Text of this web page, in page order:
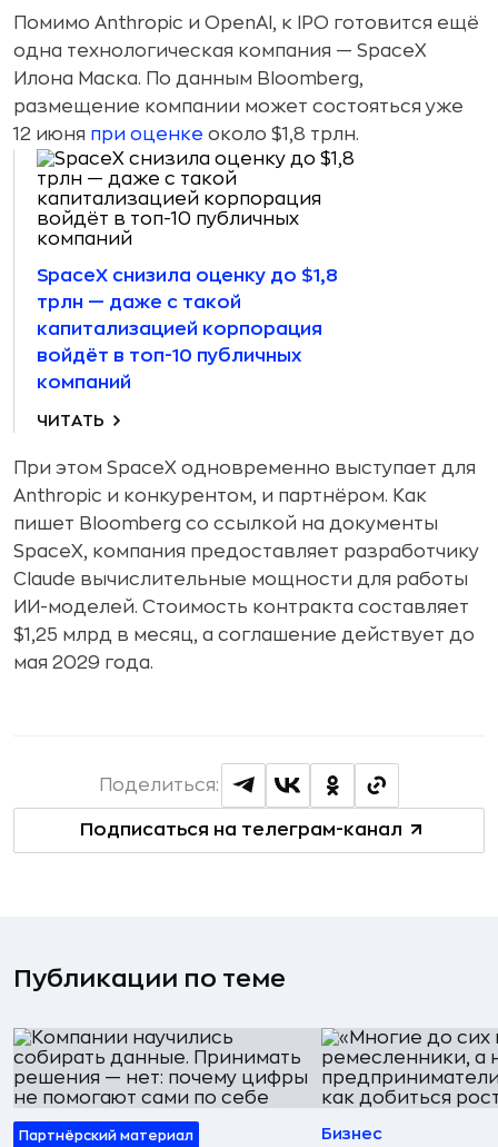
Помимо Anthropic и OpenAI, к IPO готовится ещё
одна технологическая компания — SpaceX
Илона Маска. По данным Bloomberg,
размещение компании может состояться уже
12 июня при оценке около $1,8 трлн.
SpaceX снизила оценку до $1,8
трлн — даже с такой
капитализацией корпорация
войдёт в топ-10 публичных
компаний
ЧИТАТЬ
При этом SpaceX одновременно выступает для
Anthropic и конкурентом, и партнёром. Как
пишет Bloomberg со ссылкой на документы
SpaceX, компания предоставляет разработчику
Claude вычислительные мощности для работы
ИИ-моделей. Стоимость контракта составляет
$1,25 млрд в месяц, а соглашение действует до
мая 2029 года.
Подписаться на телеграм-канал
Поделиться:
Публикации по теме
Партнёрский материал Бизнес